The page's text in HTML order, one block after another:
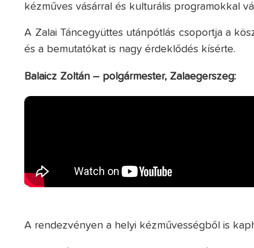
kézműves vásárral és kulturális programokkal
A Zalai Táncegyüttes utánpótlás csoportja a
és a bemutatókat is nagy érdeklődés kísérte.
Balaicz Zoltán – polgármester, Zalaegerszeg:
A rendezvényen a helyi kézművességből is